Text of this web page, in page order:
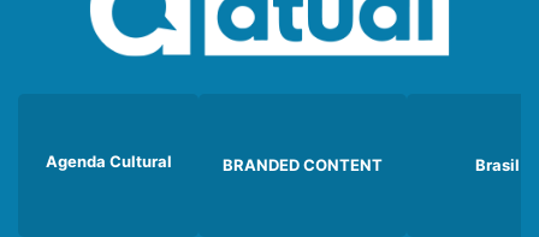
Agenda Cultural BRANDED CONTENT Brasil